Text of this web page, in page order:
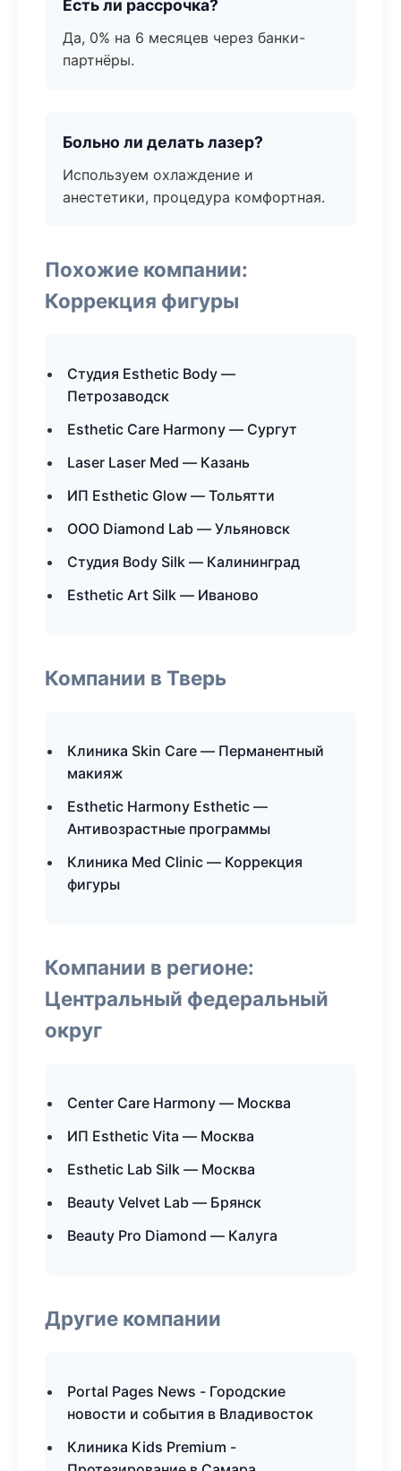
Есть ли рассрочка?
Да, 0% на 6 месяцев через банки-
партнёры.
Больно ли делать лазер?
Используем охлаждение и
анестетики, процедура комфортная.
Похожие компании:
Коррекция фигуры
Студия Esthetic Body —
Петрозаводск
Esthetic Care Harmony — Сургут
Laser Laser Med — Казань
ИП Esthetic Glow — Тольятти
ООО Diamond Lab — Ульяновск
Студия Body Silk — Калининград
Esthetic Art Silk — Иваново
Компании в Тверь
Клиника Skin Care — Перманентный
макияж
Esthetic Harmony Esthetic —
Антивозрастные программы
Клиника Med Clinic — Коррекция
фигуры
Компании в регионе:
Центральный федеральный
округ
Center Care Harmony — Москва
ИП Esthetic Vita — Москва
Esthetic Lab Silk — Москва
Beauty Velvet Lab — Брянск
Beauty Pro Diamond — Калуга
Другие компании
Portal Pages News - Городские
новости и события в Владивосток
Клиника Kids Premium -